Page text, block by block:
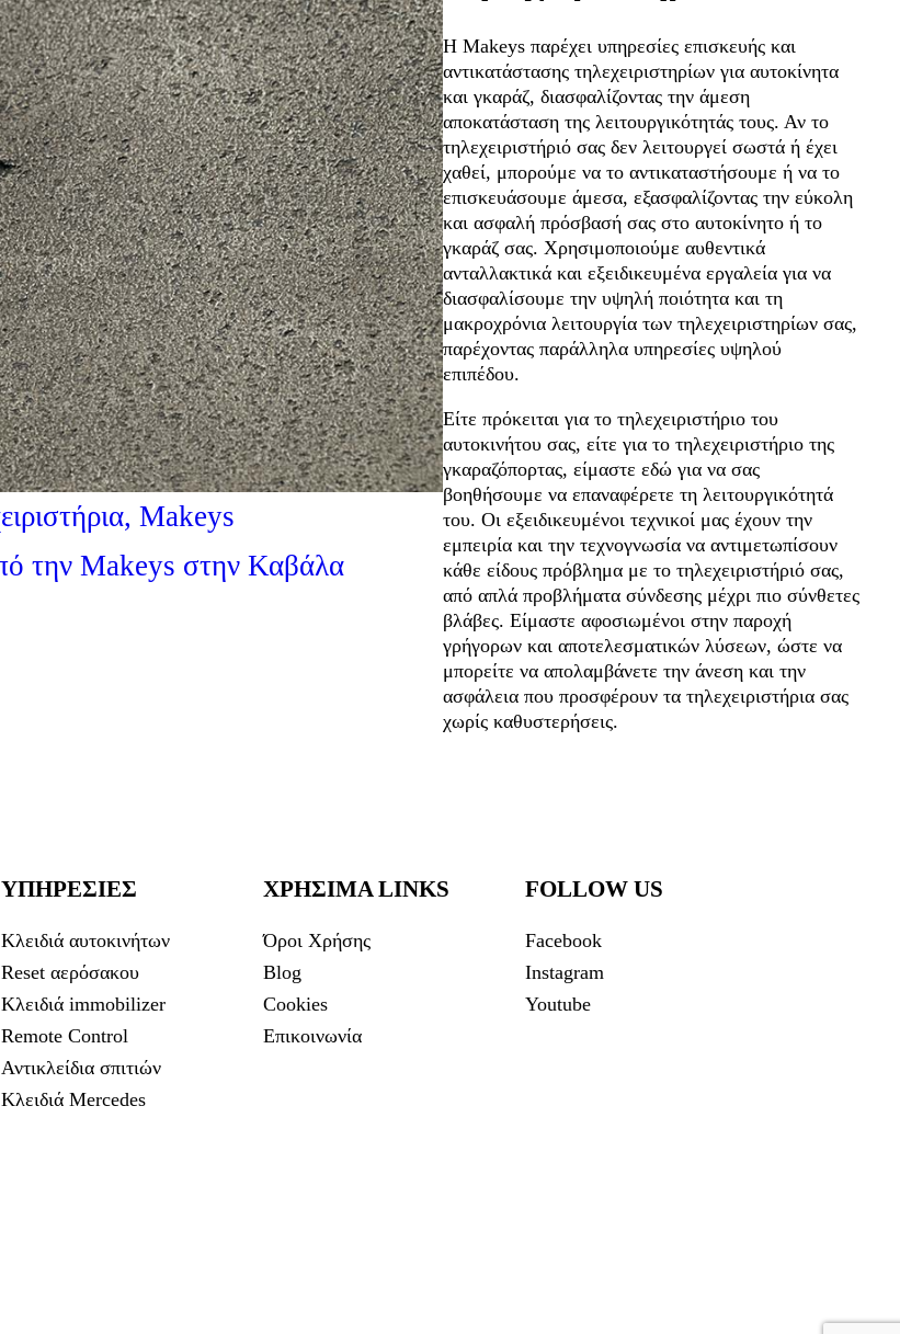
Η Makeys παρέχει υπηρεσίες επισκευής και
αντικατάστασης τηλεχειριστηρίων για αυτοκίνητα
και γκαράζ, διασφαλίζοντας την άμεση
αποκατάσταση της λειτουργικότητάς τους. Αν το
τηλεχειριστήριό σας δεν λειτουργεί σωστά ή έχει
χαθεί, μπορούμε να το αντικαταστήσουμε ή να το
επισκευάσουμε άμεσα, εξασφαλίζοντας την εύκολη
και ασφαλή πρόσβασή σας στο αυτοκίνητο ή το
γκαράζ σας. Χρησιμοποιούμε αυθεντικά
ανταλλακτικά και εξειδικευμένα εργαλεία για να
διασφαλίσουμε την υψηλή ποιότητα και τη
μακροχρόνια λειτουργία των τηλεχειριστηρίων σας,
παρέχοντας παράλληλα υπηρεσίες υψηλού
επιπέδου.
Είτε πρόκειται για το τηλεχειριστήριο του
αυτοκινήτου σας, είτε για το τηλεχειριστήριο της
γκαραζόπορτας, είμαστε εδώ για να σας
βοηθήσουμε να επαναφέρετε τη λειτουργικότητά
του. Οι εξειδικευμένοι τεχνικοί μας έχουν την
εμπειρία και την τεχνογνωσία να αντιμετωπίσουν
κάθε είδους πρόβλημα με το τηλεχειριστήριό σας,
από απλά προβλήματα σύνδεσης μέχρι πιο σύνθετες
βλάβες. Είμαστε αφοσιωμένοι στην παροχή
γρήγορων και αποτελεσματικών λύσεων, ώστε να
μπορείτε να απολαμβάνετε την άνεση και την
ασφάλεια που προσφέρουν τα τηλεχειριστήρια σας
χωρίς καθυστερήσεις.
ΥΠΗΡΕΣΙΕΣ
Κλειδιά αυτοκινήτων
Reset αερόσακου
Κλειδιά immobilizer
Remote Control
Αντικλείδια σπιτιών
Κλειδιά Mercedes
ΧΡΗΣΙΜΑ LINKS
Όροι Χρήσης
Blog
Cookies
Επικοινωνία
FOLLOW US
Facebook
Instagram
Youtube